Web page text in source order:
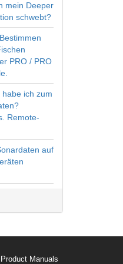
mein Deeper
schwebt?
PRO / PRO
ich zum
Remote-
auf
Product Manuals